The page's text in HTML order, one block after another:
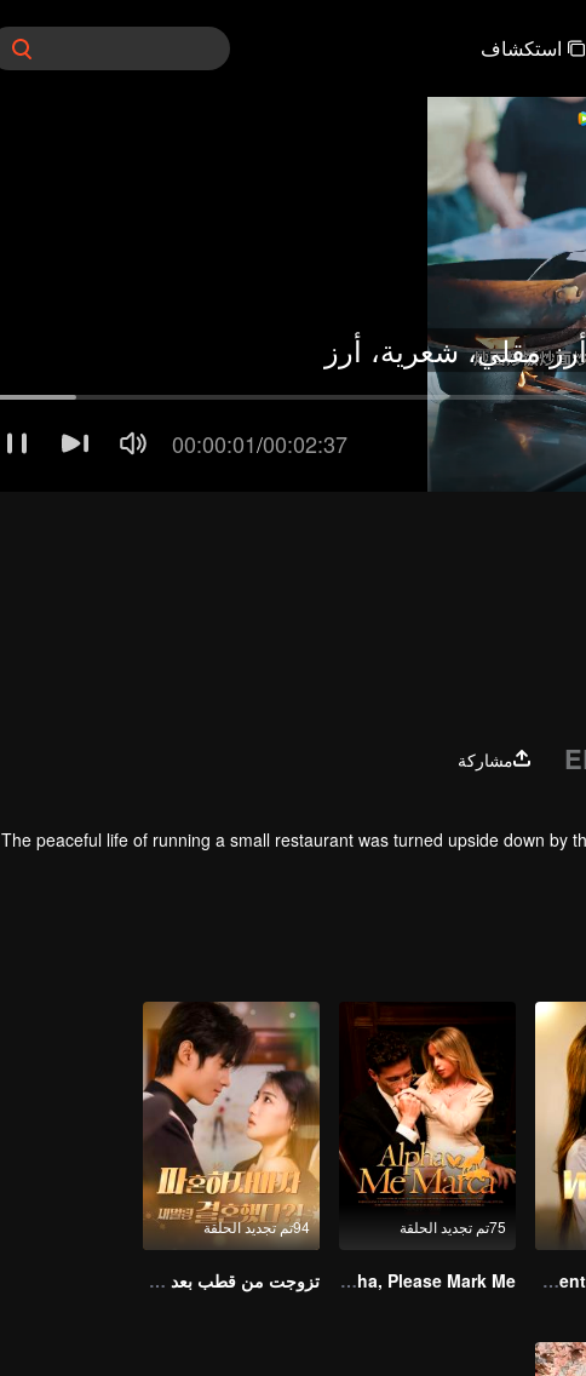
استكشاف
مشاركة
The peaceful life of running a small restaurant was turned upside down by
Resentment Across Worlds
75تم تجديد الحلقة
Alpha, Please Mark Me
94تم تجديد الحلقة
تزوجت من قطب بعد فسخ الخطوبة مباشرة؟! (النسخة الكورية)